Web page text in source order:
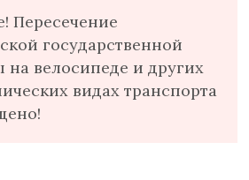
Пересечение
государственной
на велосипеде и других
видах транспорта